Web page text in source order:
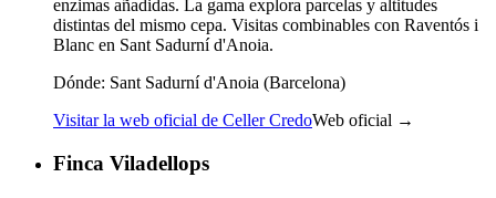
enzimas añadidas. La gama explora parcelas y altitudes
distintas del mismo cepa. Visitas combinables con Raventós i
Blanc en Sant Sadurní d'Anoia.
Dónde: Sant Sadurní d'Anoia (Barcelona)
Visitar la web oficial de Celler CredoWeb oficial →
Finca Viladellops